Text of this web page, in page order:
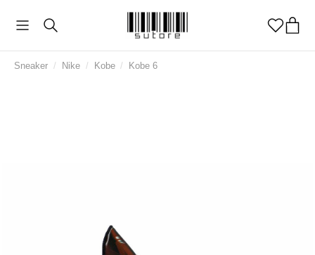
Sneaker / Nike / Kobe / Kobe 6